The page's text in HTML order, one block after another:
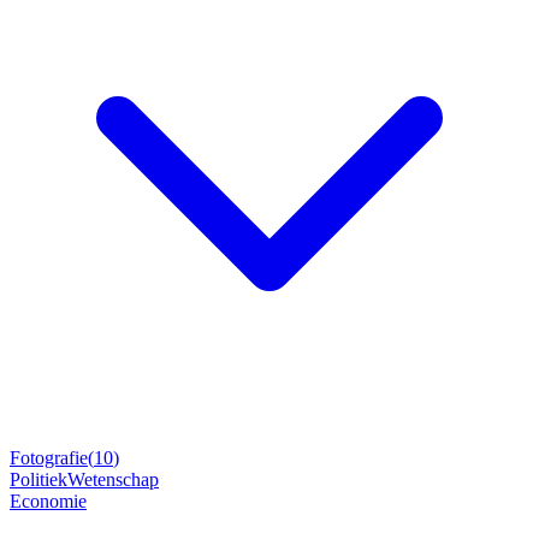
Fotografie(10)
PolitiekWetenschap
Economie